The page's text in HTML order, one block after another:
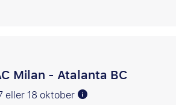
Milan - Atalanta BC
eller 18 oktober